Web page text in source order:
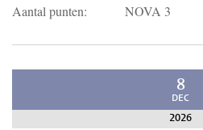
Aantal punten:
NOVA 3
8
DEC
2026